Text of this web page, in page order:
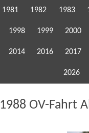
1981 1982 1983
1998 1999 2000
2014 2016 2017
2026
1988 OV-Fahrt